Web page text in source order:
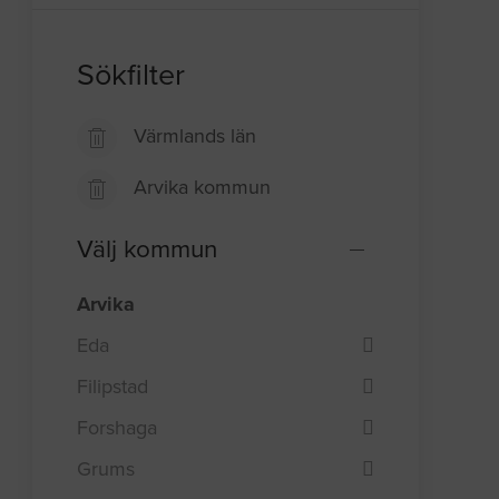
Sökfilter
Värmlands län
Arvika kommun
Välj kommun
Arvika
Eda
Filipstad
Forshaga
Grums